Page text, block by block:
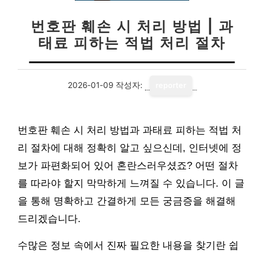
번호판 훼손 시 처리 방법 | 과
태료 피하는 적법 처리 절차
2026-01-09 작성자:
번호판 훼손 시 처리 방법과 과태료 피하는 적법 처
리 절차에 대해 정확히 알고 싶으신데, 인터넷에 정
보가 파편화되어 있어 혼란스러우셨죠? 어떤 절차
를 따라야 할지 막막하게 느껴질 수 있습니다. 이 글
을 통해 명확하고 간결하게 모든 궁금증을 해결해
드리겠습니다.
수많은 정보 속에서 진짜 필요한 내용을 찾기란 쉽